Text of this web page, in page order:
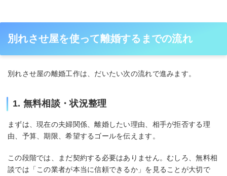
別れさせ屋を使って離婚するまでの流れ
別れさせ屋の離婚工作は、だいたい次の流れで進みます。
1. 無料相談・状況整理
まずは、現在の夫婦関係、離婚したい理由、相手が拒否する理
由、予算、期限、希望するゴールを伝えます。
この段階では、まだ契約する必要はありません。むしろ、無料相
談では「この業者が本当に信頼できるか」を見ることが大切で